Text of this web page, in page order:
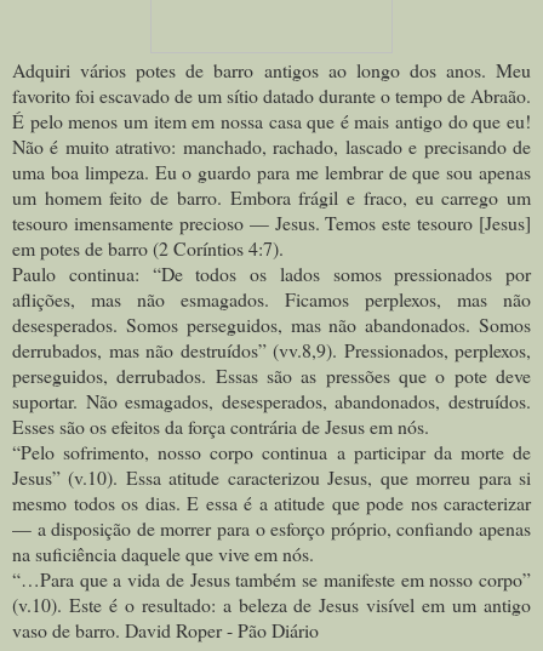
Adquiri vários potes de barro antigos ao longo dos anos. Meu
favorito foi escavado de um sítio datado durante o tempo de Abraão.
É pelo menos um item em nossa casa que é mais antigo do que eu!
Não é muito atrativo: manchado, rachado, lascado e precisando de
uma boa limpeza. Eu o guardo para me lembrar de que sou apenas
um homem feito de barro. Embora frágil e fraco, eu carrego um
tesouro imensamente precioso — Jesus. Temos este tesouro [Jesus]
em potes de barro (2 Coríntios 4:7).
Paulo continua: “De todos os lados somos pressionados por
aflições, mas não esmagados. Ficamos perplexos, mas não
desesperados. Somos perseguidos, mas não abandonados. Somos
derrubados, mas não destruídos” (vv.8,9). Pressionados, perplexos,
perseguidos, derrubados. Essas são as pressões que o pote deve
suportar. Não esmagados, desesperados, abandonados, destruídos.
Esses são os efeitos da força contrária de Jesus em nós.
“Pelo sofrimento, nosso corpo continua a participar da morte de
Jesus” (v.10). Essa atitude caracterizou Jesus, que morreu para si
mesmo todos os dias. E essa é a atitude que pode nos caracterizar
— a disposição de morrer para o esforço próprio, confiando apenas
na suficiência daquele que vive em nós.
“…Para que a vida de Jesus também se manifeste em nosso corpo”
(v.10). Este é o resultado: a beleza de Jesus visível em um antigo
vaso de barro. David Roper - Pão Diário